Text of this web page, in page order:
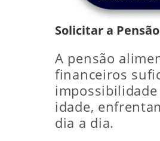
Solicitar a
A pensão
financeiros
idade,
dia a dia.